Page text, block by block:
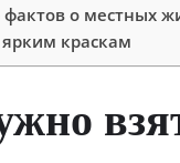
фактов о местных
краскам